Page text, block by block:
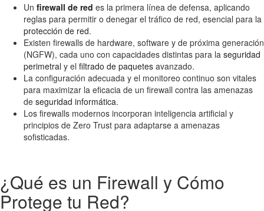
Un firewall de red es la primera línea de defensa, aplicando
reglas para permitir o denegar el tráfico de red, esencial para la
protección de red.
Existen firewalls de hardware, software y de próxima generación
(NGFW), cada uno con capacidades distintas para la seguridad
perimetral y el filtrado de paquetes avanzado.
La configuración adecuada y el monitoreo continuo son vitales
para maximizar la eficacia de un firewall contra las amenazas
de seguridad informática.
Los firewalls modernos incorporan inteligencia artificial y
principios de Zero Trust para adaptarse a amenazas
sofisticadas.
¿Qué es un Firewall y Cómo
Protege tu Red?